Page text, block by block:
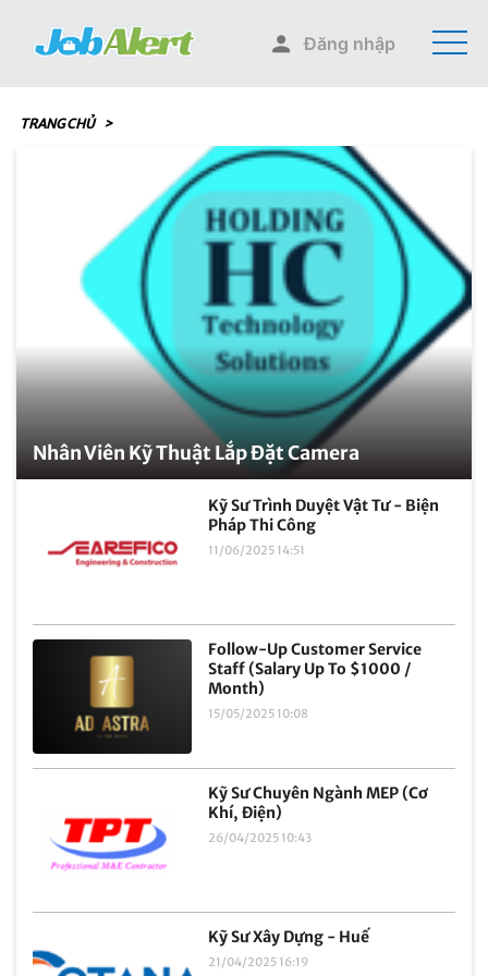
Đăng nhập
TRANG CHỦ >
Nhân Viên Kỹ Thuật Lắp Đặt Camera
Kỹ Sư Trình Duyệt Vật Tư - Biện
Pháp Thi Công
11/06/2025 14:51
Follow-Up Customer Service
Staff (Salary Up To $1000 /
Month)
15/05/2025 10:08
Kỹ Sư Chuyên Ngành MEP (Cơ
Khí, Điện)
26/04/2025 10:43
Kỹ Sư Xây Dựng - Huế
21/04/2025 16:19